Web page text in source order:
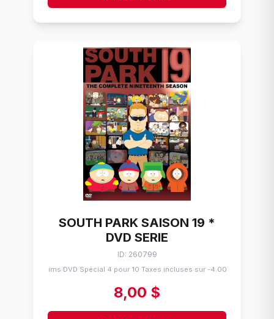
SOUTH PARK SAISON 19 *
DVD SERIE
ID: 260799
Flims/DVD Spécial 4 pour 10 Taxes incluses sur -4.00$
8,00 $